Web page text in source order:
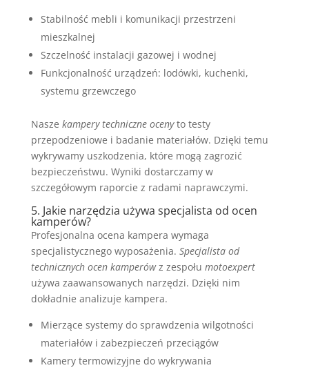
Stabilność mebli i komunikacji przestrzeni
mieszkalnej
Szczelność instalacji gazowej i wodnej
Funkcjonalność urządzeń: lodówki, kuchenki,
systemu grzewczego
Nasze kampery techniczne ocenyto testy
przepodzeniowe i badanie materiałów. Dzięki temu
wykrywamy uszkodzenia, które mogą zagrozić
bezpieczeństwu. Wyniki dostarczamy w
szczegółowym raporcie z radami naprawczymi.
5. Jakie narzędzia używa specjalista od ocen
kamperów?
Profesjonalna ocena kampera wymaga
specjalistycznego wyposażenia. Specjalista od
technicznych ocen kamperówz zespołu motoexpert
używa zaawansowanych narzędzi. Dzięki nim
dokładnie analizuje kampera.
Mierzące systemy do sprawdzenia wilgotności
materiałów i zabezpieczeń przeciągów
Kamery termowizyjne do wykrywania